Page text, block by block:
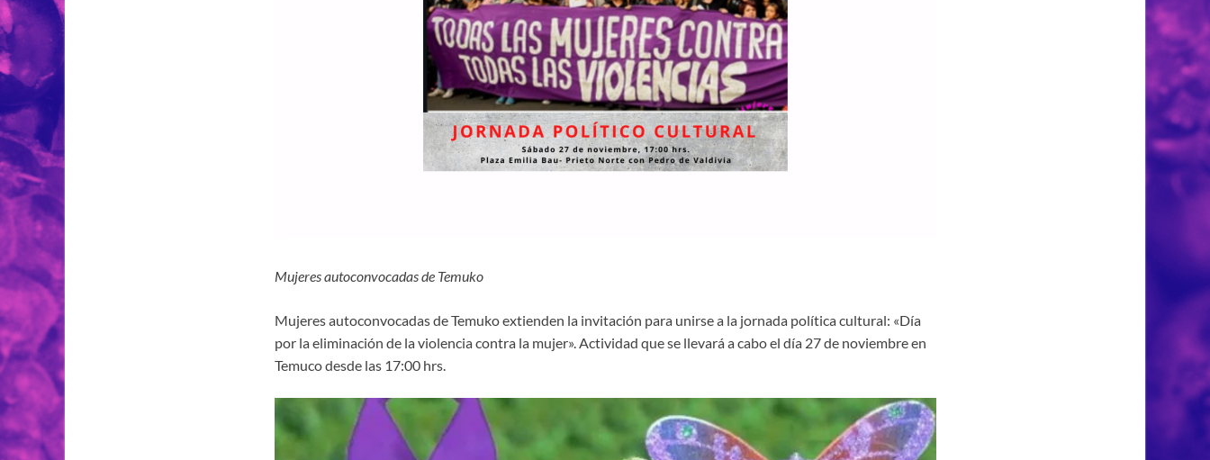
Mujeres autoconvocadas de Temuko
Mujeres autoconvocadas de Temuko extienden la invitación para unirse a la jornada política cultural: «Día
por la eliminación de la violencia contra la mujer». Actividad que se llevará a cabo el día 27 de noviembre en
Temuco desde las 17:00 hrs.